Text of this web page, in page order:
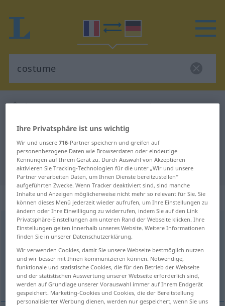
Französisch-Deutsch Wörterbuch costume
Französisch-Deutsch Übersetzung
für "costume"
"costume" Deutsch Übersetzung
„costume“: masculin
costume [kɔstym]m
Übersicht aller Übersetzungen
(Für mehr Details die Übersetzung anklicken/antippen)
Herrenanzug Kostüm
Ihre Privatsphäre ist uns wichtig
Wir und unsere716-Partner speichern und greifen auf
personenbezogene Daten wie Browserdaten oder eindeutige
Kennungen auf Ihrem Gerät zu. Durch Auswahl von Akzeptieren
aktivieren Sie Tracking-Technologien für die unter „Wir und unsere
Partner verarbeiten Daten, um Ihnen Dienste bereitzustellen“
aufgeführten Zwecke. Wenn Tracker deaktiviert sind, sind manche
Inhalte und Anzeigen möglicherweise nicht mehr so relevant für Sie. Sie
können dieses Menü jederzeit wieder aufrufen, um Ihre Einstellungen zu
ändern oder Ihre Einwilligung zu widerrufen, indem Sie auf den Link
Privatsphäre-Einstellungen am unteren Rand der Webseite klicken. Ihre
Einstellungen gelten innerhalb unseres Website. Weitere Informationen
finden Sie in unserer Datenschutzerklärung.
Wir verwenden Cookies, damit Sie unsere Webseite bestmöglich nutzen
und wir besser mit Ihnen kommunizieren können. Notwendige,
funktionale und statistische Cookies, die für den Betrieb der Webseite
und der statistischen Auswertung unserer Webseite erforderlich sind,
werden auf Grundlage unserer Vorauswahl immer auf Ihrem Endgerät
gespeichert. Marketing-Cookies und Cookies, die der Bereitstellung
personalisierter Werbung dienen, werden nur gespeichert, wenn Sie uns